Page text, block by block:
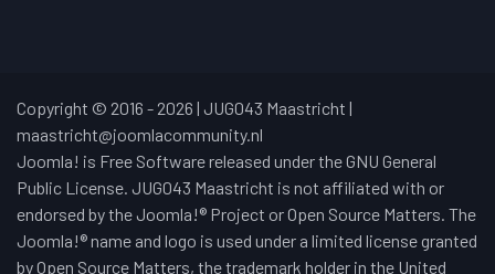
Copyright © 2016 - 2026 | JUG043 Maastricht |
maastricht@joomlacommunity.nl
Joomla! is Free Software released under the GNU General
Public License. JUG043 Maastricht is not affiliated with or
endorsed by the Joomla!® Project or Open Source Matters. The
Joomla!® name and logo is used under a limited license granted
by Open Source Matters, the trademark holder in the United